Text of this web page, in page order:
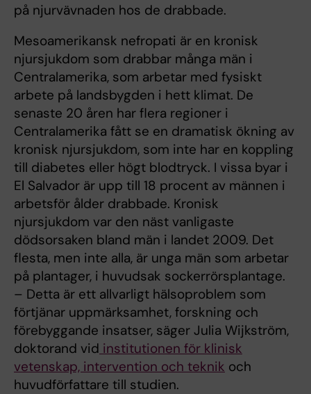
på njurvävnaden hos de drabbade.
Mesoamerikansk nefropati är en kronisk
njursjukdom som drabbar många män i
Centralamerika, som arbetar med fysiskt
arbete på landsbygden i hett klimat. De
senaste 20 åren har flera regioner i
Centralamerika fått se en dramatisk ökning av
kronisk njursjukdom, som inte har en koppling
till diabetes eller högt blodtryck. I vissa byar i
El Salvador är upp till 18 procent av männen i
arbetsför ålder drabbade. Kronisk
njursjukdom var den näst vanligaste
dödsorsaken bland män i landet 2009. Det
flesta, men inte alla, är unga män som arbetar
på plantager, i huvudsak sockerrörsplantage.
– Detta är ett allvarligt hälsoproblem som
förtjänar uppmärksamhet, forskning och
förebyggande insatser, säger Julia Wijkström,
doktorand vid institutionen för klinisk
vetenskap, intervention och teknik och
huvudförfattare till studien.